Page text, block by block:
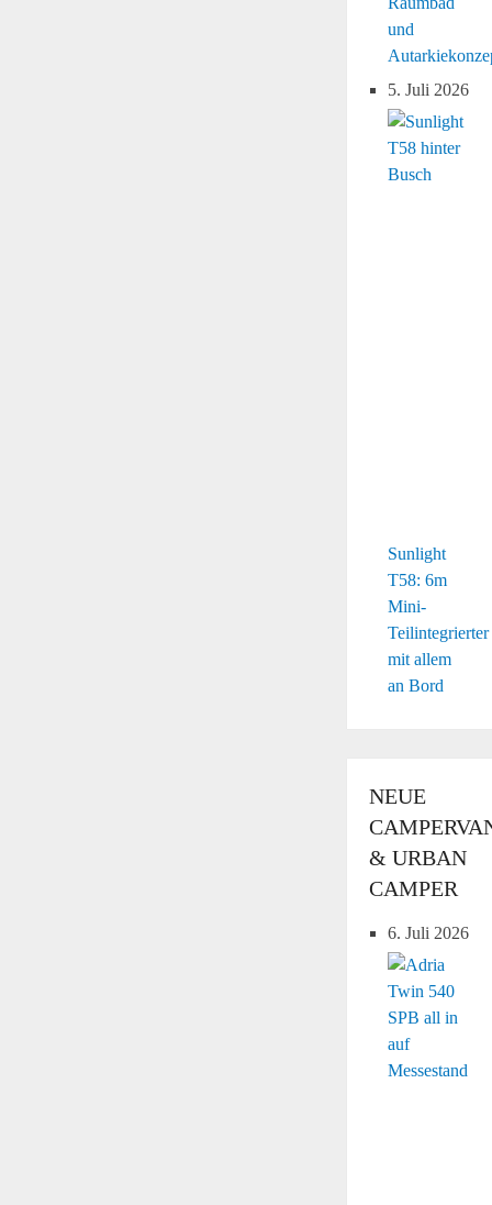
und
5. Juli 2026
Sunlight
T58: 6m
Mini-
Teilintegrierter
mit allem
an Bord
NEUE
& URBAN
CAMPER
6. Juli 2026